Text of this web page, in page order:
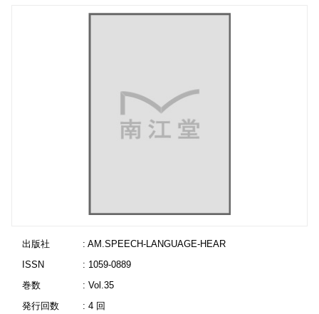
出版社
: AM.SPEECH-LANGUAGE-HEAR
ISSN
: 1059-0889
巻数
: Vol.35
発行回数
: 4 回